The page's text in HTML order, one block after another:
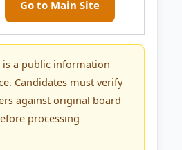
Go to Main Site
is a public information
Candidates must verify
against original board
processing